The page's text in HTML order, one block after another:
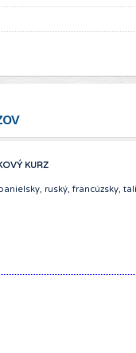
KURZ
ruský, francúzsky,